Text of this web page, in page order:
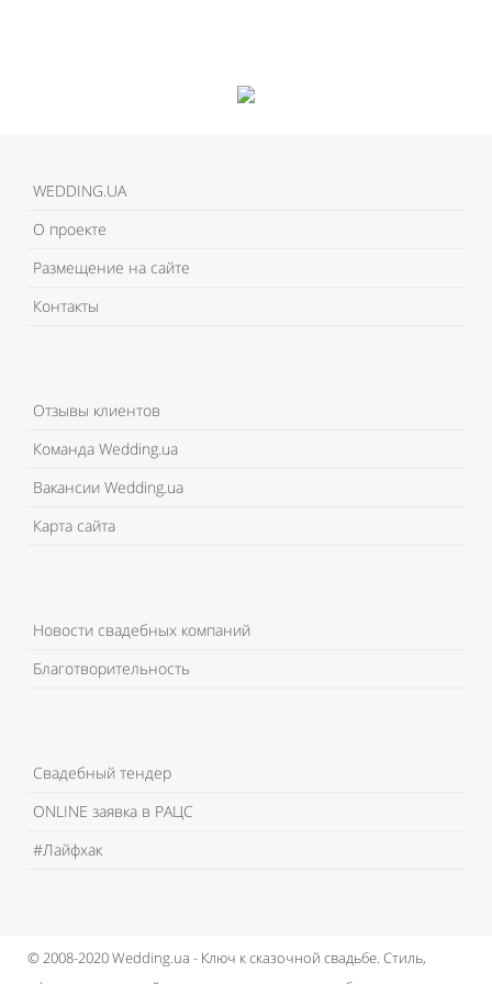
WEDDING.UA
О проекте
Размещение на сайте
Контакты
Отзывы клиентов
Команда Wedding.ua
Вакансии Wedding.ua
Карта сайта
Новости свадебных компаний
Благотворительность
Свадебный тендер
ONLINE заявка в РАЦС
#Лайфхак
© 2008-2020 Wedding.ua - Ключ к сказочной свадьбе. Стиль,